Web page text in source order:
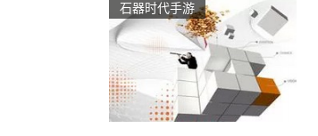
石器时代手游